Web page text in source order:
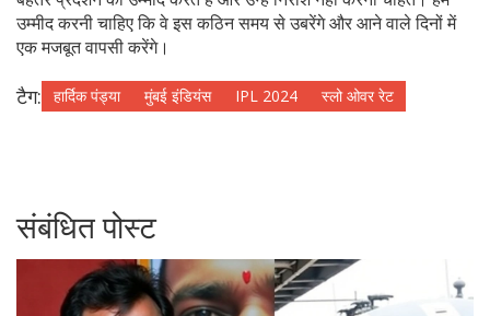
उम्मीद करनी चाहिए कि वे इस कठिन समय से उबरेंगे और आने वाले दिनों में
एक मजबूत वापसी करेंगे।
टैग: हार्दिक पंड्या मुंबई इंडियंस IPL 2024 स्लो ओवर रेट
संबंधित पोस्ट